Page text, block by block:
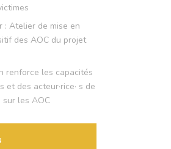
: Atelier de mise en
des AOC du projet
renforce les capacités
et des acteur·rice· s de
les AOC